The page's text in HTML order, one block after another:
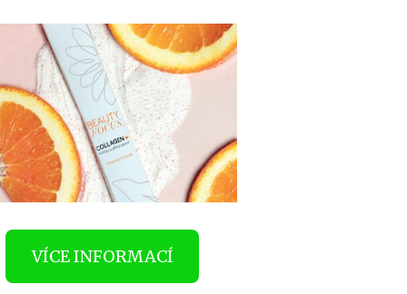
VÍCE INFORMACÍ